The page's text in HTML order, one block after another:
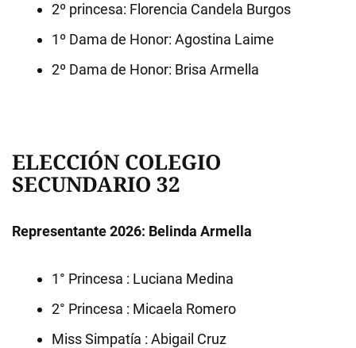
2º princesa: Florencia Candela Burgos
1º Dama de Honor: Agostina Laime
2º Dama de Honor: Brisa Armella
ELECCIÓN COLEGIO
SECUNDARIO 32
Representante 2026: Belinda Armella
1° Princesa : Luciana Medina
2° Princesa : Micaela Romero
Miss Simpatía : Abigail Cruz